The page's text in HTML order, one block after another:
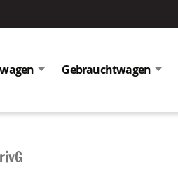
Gebrauchtwagen